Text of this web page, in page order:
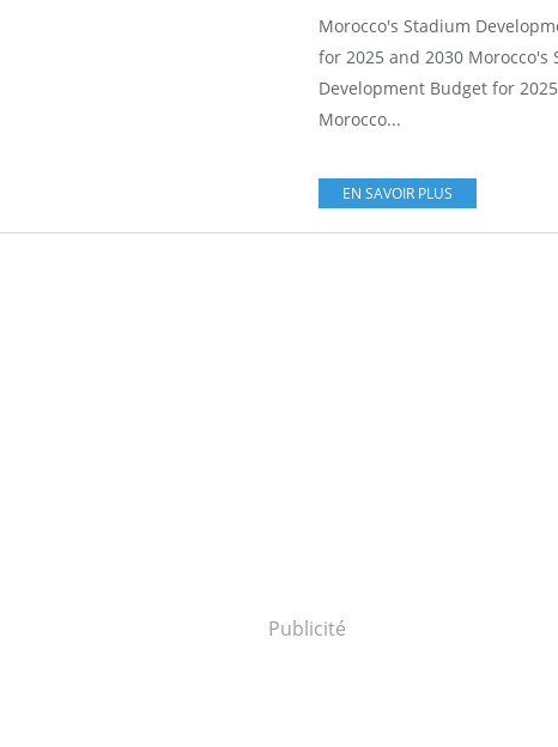
Morocco's Stadium
for 2025 and 2030 Morocco's
Development Budget for
Morocco...
EN SAVOIR PLUS
Publicité